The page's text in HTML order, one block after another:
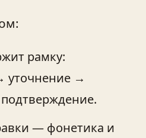
рамку:
уточнение →
— фонетика и